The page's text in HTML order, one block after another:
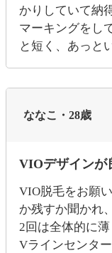
かりしていて納
マーキングをし
と短く、あっと
ななこ・28歳
VIOデザインが
VIO脱毛をお願
か残すか聞かれ
2回は全体的に
Vラインセンタ